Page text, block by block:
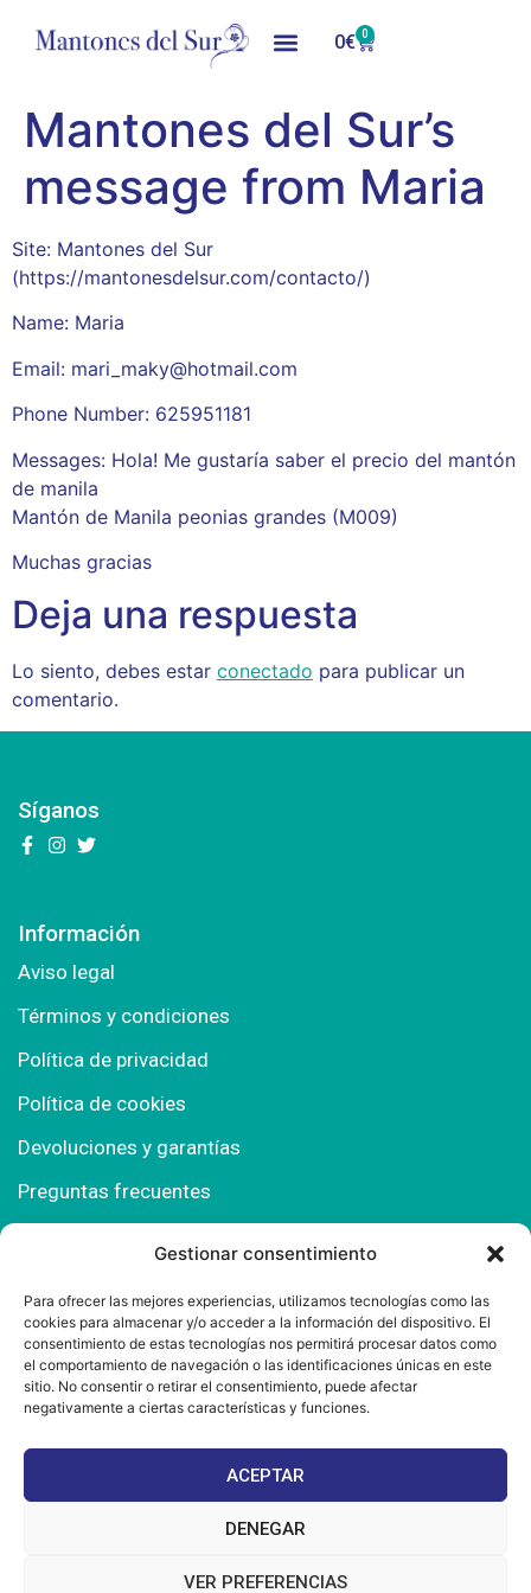
Gestionar consentimiento
Para ofrecer las mejores experiencias, utilizamos tecnologías como las
cookies para almacenar y/o acceder a la información del dispositivo. El
consentimiento de estas tecnologías nos permitirá procesar datos como
el comportamiento de navegación o las identificaciones únicas en este
sitio. No consentir o retirar el consentimiento, puede afectar
negativamente a ciertas características y funciones.
ACEPTAR
DENEGAR
VER PREFERENCIAS
0€ 0
Mantones del Sur’s
message from Maria
Site: Mantones del Sur
(https://mantonesdelsur.com/contacto/)
Name: Maria
Email: mari_maky@hotmail.com
Phone Number: 625951181
Messages: Hola! Me gustaría saber el precio del mantón
de manila
Mantón de Manila peonias grandes (M009)
Muchas gracias
Deja una respuesta
Lo siento, debes estar conectado para publicar un
comentario.
Síganos
Información
Aviso legal
Términos y condiciones
Política de privacidad
Política de cookies
Devoluciones y garantías
Preguntas frecuentes
Polígono Comercial Urbisur (Cita previa) 11130
Chiclana de la Fra. (Cádiz)
667 457 908
info@mantonesdelsur.com
mantonesdelsur@gmail.com